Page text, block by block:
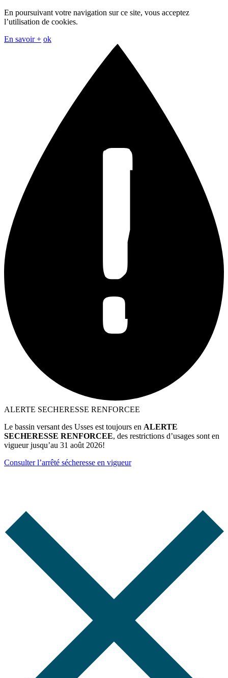
En poursuivant votre navigation sur ce site, vous acceptez
l’utilisation de cookies.
En savoir + ok
ALERTE SECHERESSE RENFORCEE
Le bassin versant des Usses est toujours en ALERTE
SECHERESSE RENFORCEE, des restrictions d’usages sont en
vigueur jusqu’au 31 août 2026!
Consulter l’arrêté sécheresse en vigueur